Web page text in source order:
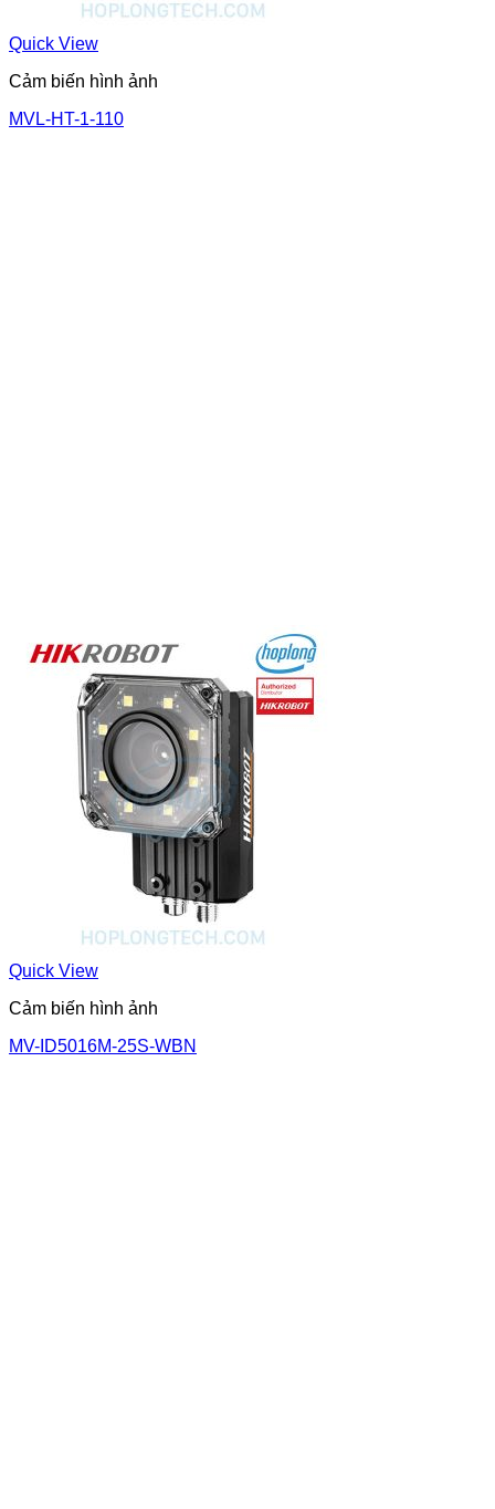
Quick View
Cảm biến hình ảnh
MVL-HT-1-110
Quick View
Cảm biến hình ảnh
MV-ID5016M-25S-WBN